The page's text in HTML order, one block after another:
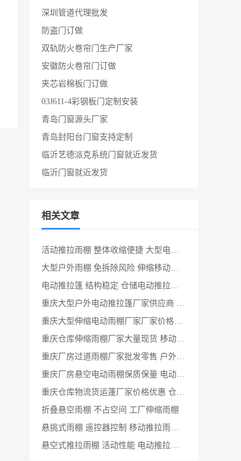
深圳管道代理批发
防盗门订做
双轨防火卷帘门生产厂家
安徽防火卷帘门订做
夹芯岩棉板门订做
03J611-4彩钢板门定制安装
青岛门窗源头厂家
青岛封阳台门窗支持定制
临沂艺德派克系统门窗就近发货
临沂门窗就近发货
相关文章
活动推拉雨棚 整体收缩便捷 大型电动推拉雨棚
大型户外雨棚 免拆除风险 伸缩移动雨棚厂家
电动推拉篷 结构稳定 仓储电动推拉雨棚价格
重庆大型户外电动推拉篷厂家供应商 轨道伸缩雨棚公司
重庆大型伸缩电动雨棚厂家厂家价格表 电动收缩大棚厂
重庆仓库伸缩雨棚厂家大量现货 移动式遮阳篷定制
重庆厂房过道雨棚厂家批发零售 户外电动雨篷定制
重庆厂房悬空电动雨棚保质保量 电动伸缩雨蓬厂家
重庆仓库物流货运蓬厂家价格优惠 仓库雨棚生产厂家
折叠悬空雨棚 不占空间 工厂伸缩雨棚
悬挑式雨棚 遥控器控制 移动推拉雨棚厂家
悬空式推拉雨棚 活动性能 电动推拉棚活动棚